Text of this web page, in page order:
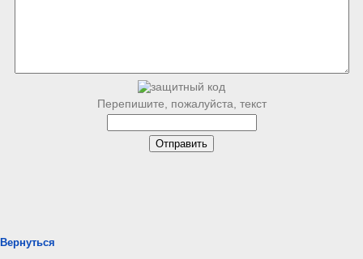
Перепишите, пожалуйста, текст
Вернуться